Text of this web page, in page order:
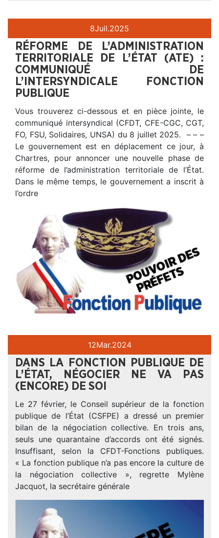
8Juil.2025
RÉFORME DE L’ADMINISTRATION
TERRITORIALE DE L’ÉTAT (ATE) :
COMMUNIQUÉ DE
L’INTERSYNDICALE FONCTION
PUBLIQUE
Vous trouverez ci-dessous et en pièce jointe, le
communiqué intersyndical (CFDT, CFE-CGC, CGT,
FO, FSU, Solidaires, UNSA) du 8 juillet 2025. – – –
Le gouvernement est en déplacement ce jour, à
Chartres, pour annoncer une nouvelle phase de
réforme de l’administration territoriale de l’État.
Dans le même temps, le gouvernement a inscrit à
l’ordre
12Mar.2024
DANS LA FONCTION PUBLIQUE DE
L’ÉTAT, NÉGOCIER NE VA PAS
(ENCORE) DE SOI
Le 27 février, le Conseil supérieur de la fonction
publique de l’État (CSFPE) a dressé un premier
bilan de la négociation collective. En trois ans,
seuls une quarantaine d’accords ont été signés.
Insuffisant, selon la CFDT-Fonctions publiques.
« La fonction publique n’a pas encore la culture de
la négociation collective », regrette Mylène
Jacquot, la secrétaire générale